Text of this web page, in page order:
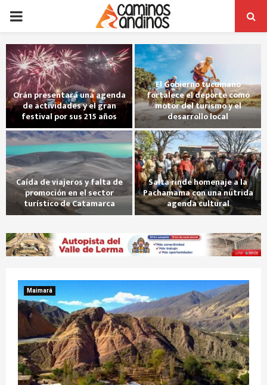
PRIMARY
MENU
Orán presentará una agenda
de actividades y el gran
festival por sus 215 años
El Gobierno tucumano
fortalece el deporte como
motor del turismo y el
desarrollo local
Salta rinde homenaje a la
Pachamama con una nutrida
agenda cultural
Caída de viajeros y falta de
promoción en el sector
turístico de Catamarca
Maimará